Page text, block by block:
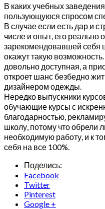
В каких учебных
пользующуюся спросом
В случае если есть дар и
числе и опыт, его реально
зарекомендовавшей себя
окажут такую
довольно доступная, а
откроет шанс безбедно
дизайнером одежды.
Нередко выпускники
обучающие курсы с
благодарностью,
школу, потому что обрели
необходимую работу, и к
себя на все 100%.
Поделись:
Facebook
Twitter
Pinterest
Google +